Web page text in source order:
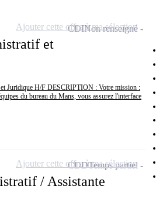
et
Juridique H/F DESCRIPTION : Votre mission :
du bureau du Mans, vous assurez l'interface
CDINon renseigné
Ajouter cette offre à ma sélection
/ Assistante
CDDTemps partiel
Ajouter cette offre à ma sélection